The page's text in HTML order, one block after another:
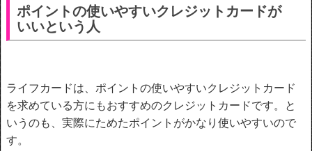
ポイントの使いやすいクレジットカードが
いいという人
ライフカードは、ポイントの使いやすいクレジットカード
を求めている方にもおすすめのクレジットカードです。と
いうのも、実際にためたポイントがかなり使いやすいので
す。